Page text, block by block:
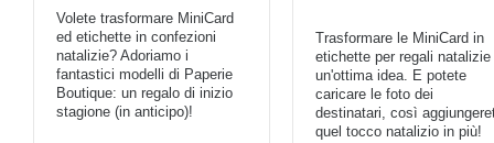
Volete trasformare MiniCard
ed etichette in confezioni
natalizie? Adoriamo i
fantastici modelli di Paperie
Boutique: un regalo di inizio
stagione (in anticipo)!
Trasformare le MiniCard in
etichette per regali natalizie
un'ottima idea. E potete
caricare le foto dei
destinatari, così
quel tocco natalizio in più!